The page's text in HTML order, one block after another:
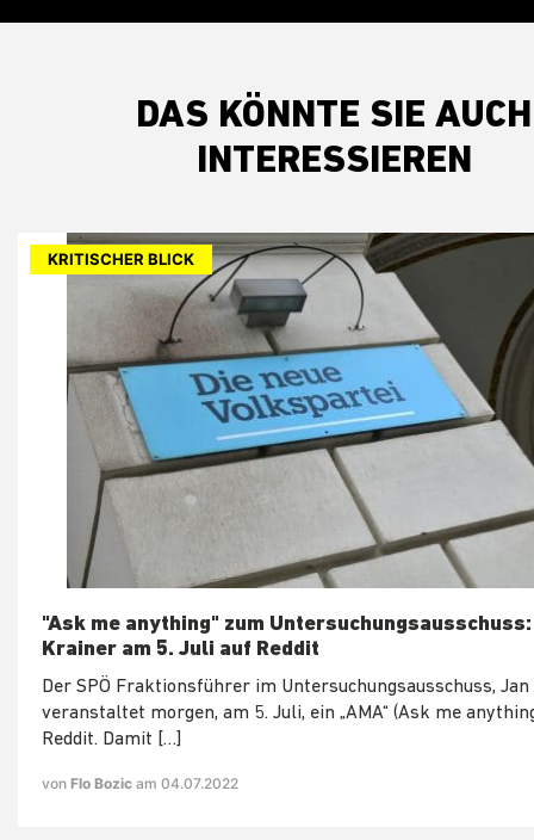
DAS KÖNNTE SIE AUCH
INTERESSIEREN
KRITISCHER BLICK
"Ask me anything" zum
Krainer am 5. Juli auf Reddit
Der SPÖ Fraktionsführer im Untersuchungsausschuss, Jan
veranstaltet morgen, am 5. Juli, ein „AMA“ (Ask me
Reddit. Damit […]
von Flo Bozic am 04.07.2022